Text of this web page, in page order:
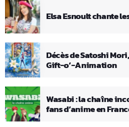
Elsa Esnoult chante
Décès de Satoshi
Gift-o’-Animation
Wasabi : la chaîne
fans d’anime en